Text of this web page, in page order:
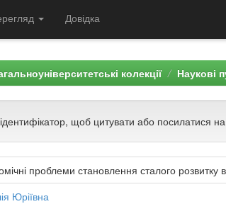
Довідка
колекції Наукові
щоб цитувати або посилатися
проблеми становлення сталого розвитку в
Юріївна